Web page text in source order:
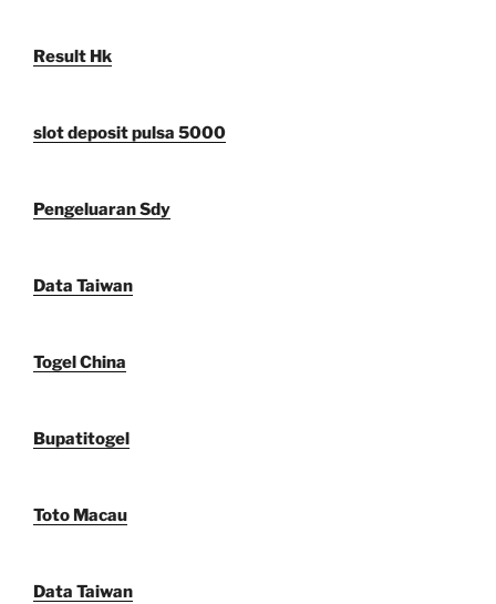
Result Hk
slot deposit pulsa 5000
Pengeluaran Sdy
Data Taiwan
Togel China
Bupatitogel
Toto Macau
Data Taiwan